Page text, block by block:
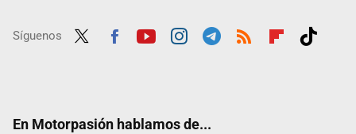
Síguenos
En Motorpasión hablamos de...